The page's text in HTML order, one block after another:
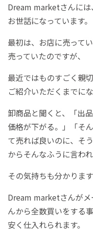
Dream marketさんに
お世話になっています。
最初は、お店に売って
売っていたのですが、
最近ではものすごく親
ご紹介いただくまでに
卸商品と聞くと、「出
価格が下がる。」「そ
て売れば良いのに、そ
からそんなふうに言わ
その気持ちも分かりま
Dream marketさんが
んから全数買いをする
安く仕入れられます。